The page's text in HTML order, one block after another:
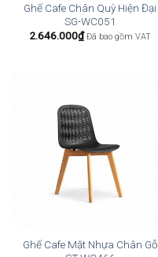
Ghế Cafe Chân Quỳ Hiện Đại
SG-WC051
2.646.000₫ Đã bao gồm VAT
Ghế Cafe Mặt Nhựa Chân Gỗ